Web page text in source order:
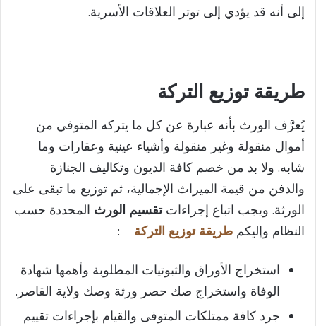
إلى أنه قد يؤدي إلى توتر العلاقات الأسرية.
طريقة توزيع التركة
يُعرَّف الورث بأنه عبارة عن كل ما يتركه المتوفي من
أموال منقولة وغير منقولة وأشياء عينية وعقارات وما
شابه. ولا بد من خصم كافة الديون وتكاليف الجنازة
والدفن من قيمة الميراث الإجمالية، ثم توزيع ما تبقى على
الورثة. ويجب اتباع إجراءاتتقسيم الورث المحددة حسب
النظام وإليكم طريقة توزيع التركة :
استخراج الأوراق والثبوتيات المطلوبة وأهمها شهادة
الوفاة واستخراج صك حصر ورثة وصك ولاية القاصر.
جرد كافة ممتلكات المتوفى والقيام بإجراءات تقييم